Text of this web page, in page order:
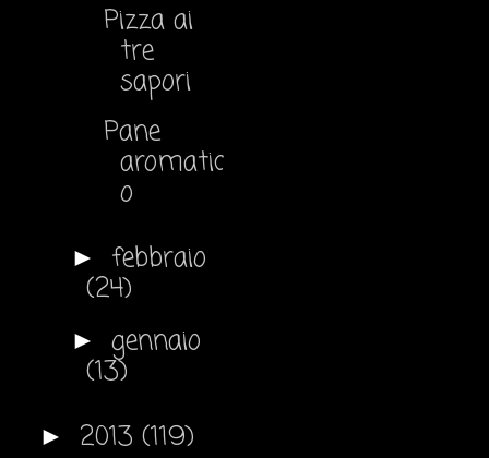
Pizza ai
tre
sapori
Pane
aromatic
o
► febbraio
(24)
► gennaio
(13)
► 2013 (119)